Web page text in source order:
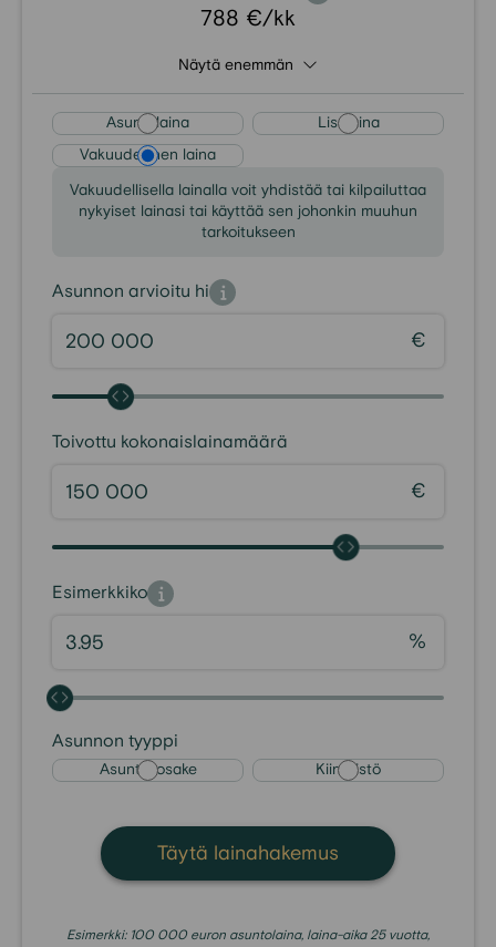
788 €/kk
Näytä enemmän
Asuntolaina
Lisälaina
Vakuudellinen laina
Vakuudellisella lainalla voit yhdistää tai kilpailuttaa
nykyiset lainasi tai käyttää sen johonkin muuhun
tarkoitukseen
Asunnon arvioitu hinta
€
Toivottu kokonaislainamäärä
€
Esimerkkikorko
%
Asunnon tyyppi
Asunto-osake Kiinteistö
Täytä lainahakemus
Esimerkki: 100 000 euron asuntolaina, laina-aika 25 vuotta,